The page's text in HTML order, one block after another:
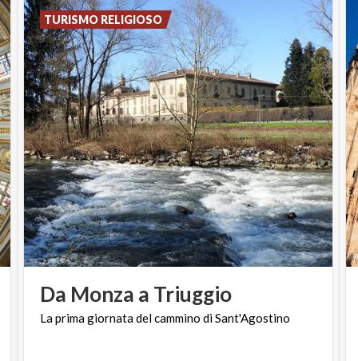
Da Monza a Triuggio
Laprimagiornatadelcammino diSant'Agostino
TURISMO RELIGIOSO